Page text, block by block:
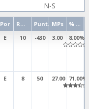
N-S
Por Punt. MPs
E 10 -430 3.00 8.00%
E 8 50 27.00 71.00%